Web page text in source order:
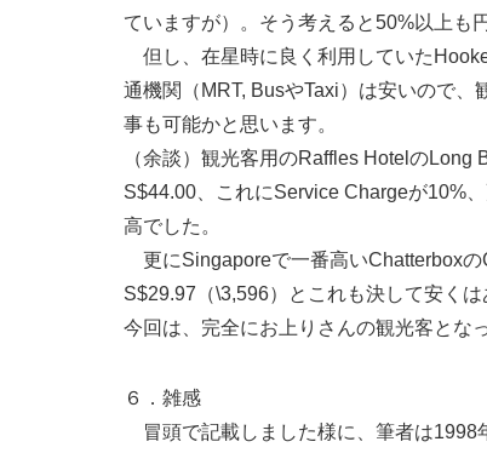
ていますが）。そう考えると50%以上も
但し、在星時に良く利用していた
通機関（MRT, BusやTaxi）は安いので
事も可能かと思います。
（余談）観光客用のRaffles Hotelの
S$44.00、これにService Chargeが10%
高でした。
更にSingaporeで一番高いChatterboxの
S$29.97（\3,596）とこれも決して安く
今回は、完全にお上りさんの観光客とな
６．雑感
冒頭で記載しました様に、筆者は1998